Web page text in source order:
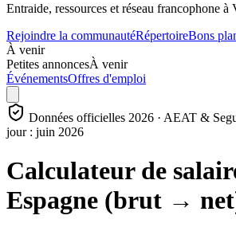
Entraide, ressources et réseau francophone à
Rejoindre la communautéRépertoireBons
À venir
Petites annoncesÀ venir
ÉvénementsOffres d'emploi
Données officielles 2026 · AEAT &
jour : juin 2026
Calculateur de
Espagne (brut →